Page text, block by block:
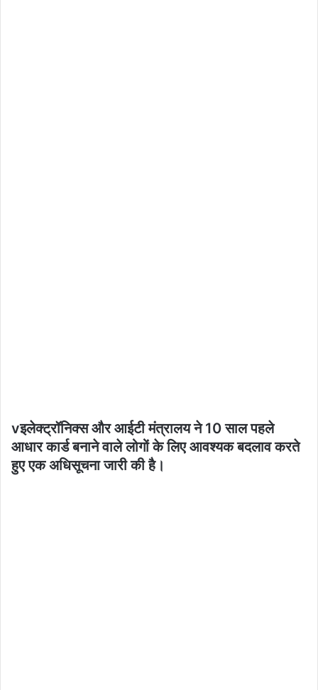
vइलेक्ट्रॉनिक्स और आईटी मंत्रालय ने 10 साल पहले
आधार कार्ड बनाने वाले लोगों के लिए आवश्यक बदलाव करते
हुए एक अधिसूचना जारी की है।